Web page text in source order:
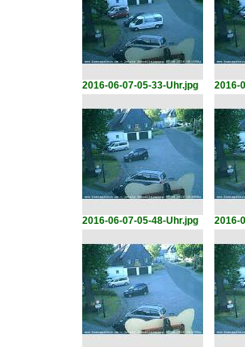
2016-06-07-05-33-Uhr.jpg 2016-
2016-06-07-05-48-Uhr.jpg 2016-